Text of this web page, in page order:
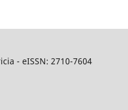
- eISSN: 2710­-7604